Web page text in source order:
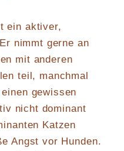
ein aktiver,
nimmt gerne an
mit anderen
teil, manchmal
gewissen
nicht dominant
Katzen
Angst vor Hunden.